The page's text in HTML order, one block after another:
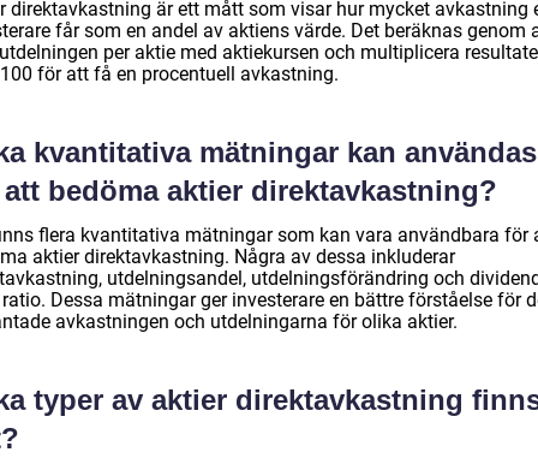
direktavkastning är ett mått som visar hur mycket avkastning
får som en andel av aktiens värde. Det beräknas genom
per aktie med aktiekursen och multiplicera
för att få en procentuell avkastning.
kvantitativa mätningar kan användas
bedöma aktier direktavkastning?
flera kvantitativa mätningar som kan vara användbara för
aktier direktavkastning. Några av dessa inkluderar
utdelningsandel, utdelningsförändring och
Dessa mätningar ger investerare en bättre förståelse för
avkastningen och utdelningarna för olika aktier.
typer av aktier direktavkastning